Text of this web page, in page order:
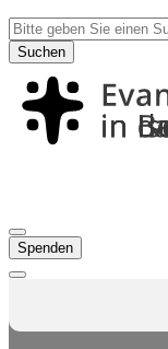
Suchen
Spenden